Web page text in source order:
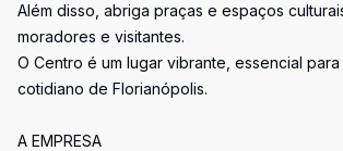
Além disso, abriga praças e espaços
moradores e visitantes.
O Centro é um lugar vibrante, essencial
cotidiano de Florianópolis.
A EMPRESA